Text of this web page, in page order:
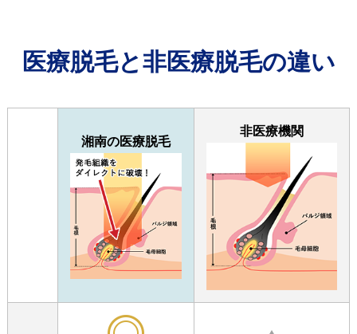
医療脱毛と非医療脱毛の違い
湘南の医療脱毛
非医療機関